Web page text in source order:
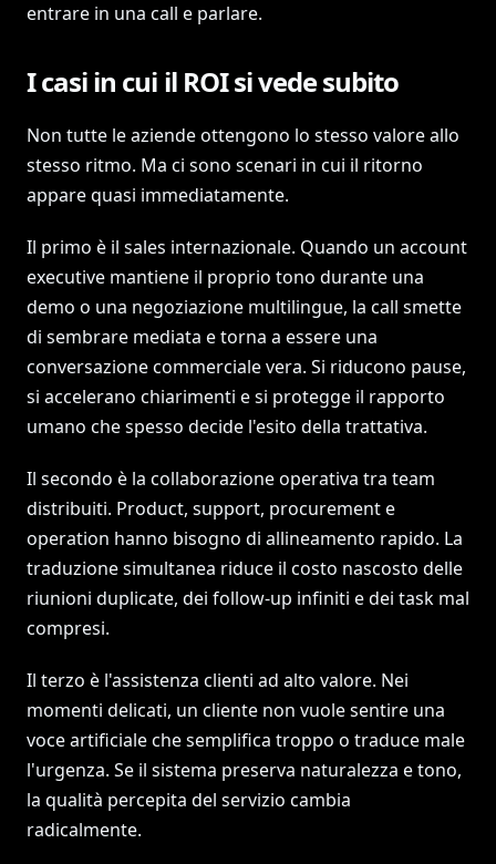
entrare in una call e parlare.
I casi in cui il ROI si vede subito
Non tutte le aziende ottengono lo stesso valore allo
stesso ritmo. Ma ci sono scenari in cui il ritorno
appare quasi immediatamente.
Il primo è il sales internazionale. Quando un account
executive mantiene il proprio tono durante una
demo o una negoziazione multilingue, la call smette
di sembrare mediata e torna a essere una
conversazione commerciale vera. Si riducono pause,
si accelerano chiarimenti e si protegge il rapporto
umano che spesso decide l'esito della trattativa.
Il secondo è la collaborazione operativa tra team
distribuiti. Product, support, procurement e
operation hanno bisogno di allineamento rapido. La
traduzione simultanea riduce il costo nascosto delle
riunioni duplicate, dei follow-up infiniti e dei task mal
compresi.
Il terzo è l'assistenza clienti ad alto valore. Nei
momenti delicati, un cliente non vuole sentire una
voce artificiale che semplifica troppo o traduce male
l'urgenza. Se il sistema preserva naturalezza e tono,
la qualità percepita del servizio cambia
radicalmente.